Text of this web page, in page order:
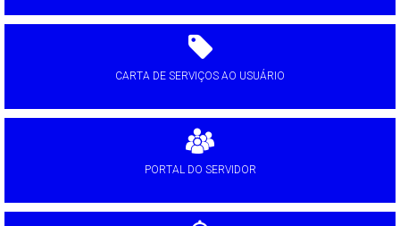
CARTA DE SERVIÇOS AO USUÁRIO
PORTAL DO SERVIDOR